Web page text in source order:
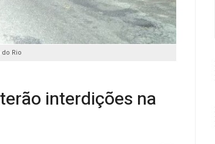
Rio
interdições na